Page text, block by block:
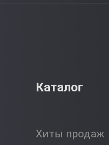
Каталог
Хиты продаж